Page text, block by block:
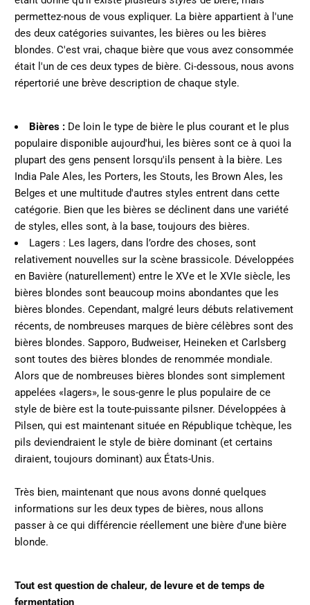
permettez-nous de vous expliquer. La bière appartient à l'une
des deux catégories suivantes, les bières ou les bières
blondes. C'est vrai, chaque bière que vous avez consommée
était l'un de ces deux types de bière. Ci-dessous, nous avons
répertorié une brève description de chaque style.
Bières : De loin le type de bière le plus courant et le plus
populaire disponible aujourd'hui, les bières sont ce à quoi la
plupart des gens pensent lorsqu'ils pensent à la bière. Les
India Pale Ales, les Porters, les Stouts, les Brown Ales, les
Belges et une multitude d'autres styles entrent dans cette
catégorie. Bien que les bières se déclinent dans une variété
de styles, elles sont, à la base, toujours des bières.
Lagers : Les lagers, dans l’ordre des choses, sont
relativement nouvelles sur la scène brassicole. Développées
en Bavière (naturellement) entre le XVe et le XVIe siècle, les
bières blondes sont beaucoup moins abondantes que les
bières blondes. Cependant, malgré leurs débuts relativement
récents, de nombreuses marques de bière célèbres sont des
bières blondes. Sapporo, Budweiser, Heineken et Carlsberg
sont toutes des bières blondes de renommée mondiale.
Alors que de nombreuses bières blondes sont simplement
appelées «lagers», le sous-genre le plus populaire de ce
style de bière est la toute-puissante pilsner. Développées à
Pilsen, qui est maintenant située en République tchèque, les
pils deviendraient le style de bière dominant (et certains
diraient, toujours dominant) aux États-Unis.
Très bien, maintenant que nous avons donné quelques
informations sur les deux types de bières, nous allons
passer à ce qui différencie réellement une bière d'une bière
blonde.
Tout est question de chaleur, de levure et de temps de
fermentation